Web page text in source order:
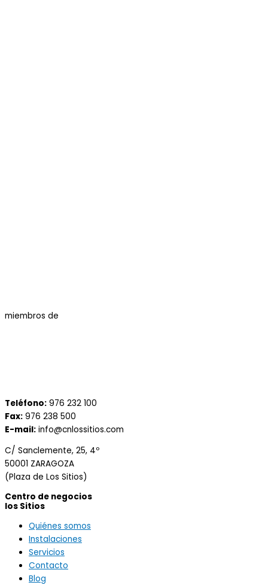
miembros de
Teléfono: 976 232 100
Fax: 976 238 500
E-mail: info@cnlossitios.com
C/ Sanclemente, 25, 4º
50001 ZARAGOZA
(Plaza de Los Sitios)
Centro de negocios
los Sitios
Quiénes somos
Instalaciones
Servicios
Contacto
Blog